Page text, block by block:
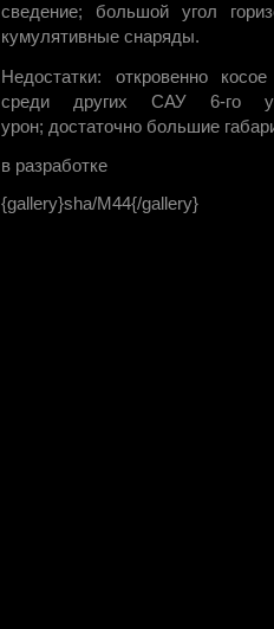
сведение; большой угол
кумулятивные снаряды.
Недостатки: откровенно
среди других САУ 6-го
урон; достаточно большие
в разработке
{gallery}sha/M44{/gallery}